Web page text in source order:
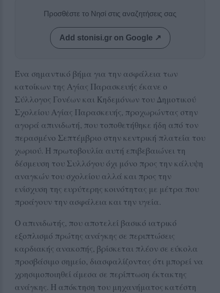
Προσθέστε το Νησί στις αναζητήσεις σας
Add stonisi.gr on Google ↗
Ένα σημαντικό βήμα για την ασφάλεια των
κατοίκων της Αγίας Παρασκευής έκανε ο
Σύλλογος Γονέων και Κηδεμόνων του Δημοτικού
Σχολείου Αγίας Παρασκευής, προχωρώντας στην
αγορά απινιδωτή, που τοποθετήθηκε ήδη από τον
περασμένο Σεπτέμβριο στην κεντρική πλατεία του
χωριού. Η πρωτοβουλία αυτή επιβεβαιώνει τη
δέσμευση του Συλλόγου όχι μόνο προς την κάλυψη
αναγκών του σχολείου αλλά και προς την
ενίσχυση της ευρύτερης κοινότητας με μέτρα που
προάγουν την ασφάλεια και την υγεία.
Ο απινιδωτής, που αποτελεί βασικό ιατρικό
εξοπλισμό πρώτης ανάγκης σε περιπτώσεις
καρδιακής ανακοπής, βρίσκεται πλέον σε εύκολα
προσβάσιμο σημείο, διασφαλίζοντας ότι μπορεί να
χρησιμοποιηθεί άμεσα σε περίπτωση έκτακτης
ανάγκης. Η απόκτηση του μηχανήματος κατέστη